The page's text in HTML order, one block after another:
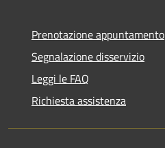
Prenotazione appuntamento
Segnalazione disservizio
Leggi le FAQ
Richiesta assistenza